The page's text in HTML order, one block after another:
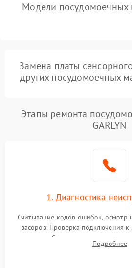
Модели посудомоечных
Замена платы
других посудомоечных
Этапы ремонта
GARLYN
1. Диагностика
Считывание кодов ошибок, осмотр
засоров. Проверка подключения к
жалоб на отсутствие слива,
разбрызгивателей илиПодробнее